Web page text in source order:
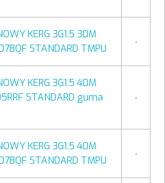
KERG 3G1.5 30M
STANDARD TMPU
KERG 3G1.5 40M
STANDARD guma
KERG 3G1.5 40M
STANDARD TMPU